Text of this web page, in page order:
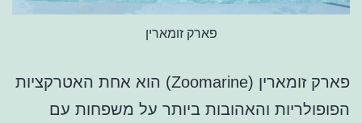
פארק זומארין
פארק זומארין (Zoomarine) הוא אחת האטרקציות
הפופולריות והאהובות ביותר על משפחות עם